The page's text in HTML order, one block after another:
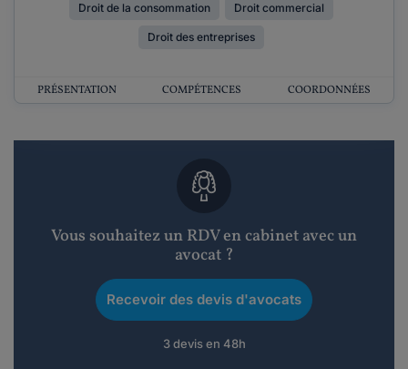
Droit de la consommation Droit commercial
Droit des entreprises
PRÉSENTATION COMPÉTENCES COORDONNÉES
Vous souhaitez un RDV en cabinet avec un
avocat ?
Recevoir des devis d'avocats
3 devis en 48h